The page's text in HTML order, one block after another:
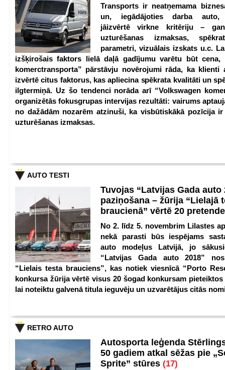
Transports ir neatņemama
un, iegādājoties darba auto,
jāizvērtē virkne kritēriju –
uzturēšanas izmaksas,
parametri, vizuālais izskats u.c.
izšķirošais faktors lielā daļā gadījumu varētu būt cena,
komerctransporta” pārstāvju novērojumi rāda, ka klienti
izvērtē citus faktorus, kas apliecina spēkrata kvalitāti un
ilgtermiņā. Uz šo tendenci norāda arī “Volkswagen
organizētās fokusgrupas intervijas rezultāti: vairums
no dažādām nozarēm atzinuši, ka visbūtiskākā pozīcija ir
uzturēšanas izmaksas.
AUTO TESTI
Tuvojas “Latvijas Gada auto
paziņošana – žūrija “Lielajā
braucienā” vērtē 20
No 2. līdz 5. novembrim Lilastes
nekā parasti būs iespējams
auto modeļus Latvijā, jo
“Latvijas Gada auto 2018”
“Lielais testa brauciens”, kas notiek viesnīcā “Porto
konkursa žūrija vērtē visus 20 šogad konkursam
lai noteiktu galvenā titula ieguvēju un uzvarētājus citās
RETRO AUTO
Autosporta leģenda
50 gadiem atkal sēžas pie
Sprite” stūres (17)